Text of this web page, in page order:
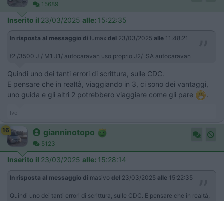
15689
Inserito il 23/03/2025 alle: 15:22:35
In risposta al messaggio di lumax del 23/03/2025 alle 11:48:21
f2 /3500 J / M1 J1/ autocaravan uso proprio J2/ SA autocaravan
Quindi uno dei tanti errori di scrittura, sulle CDC.
E pensare che in realtà, viaggiando in 3, ci sono dei vantaggi,
uno guida e gli altri 2 potrebbero viaggiare come gli pare
.
Ivo
16 gianninotopo
5123
Inserito il 23/03/2025 alle: 15:28:14
In risposta al messaggio di masivo del 23/03/2025 alle 15:22:35
Quindi uno dei tanti errori di scrittura, sulle CDC. E pensare che in realtà,